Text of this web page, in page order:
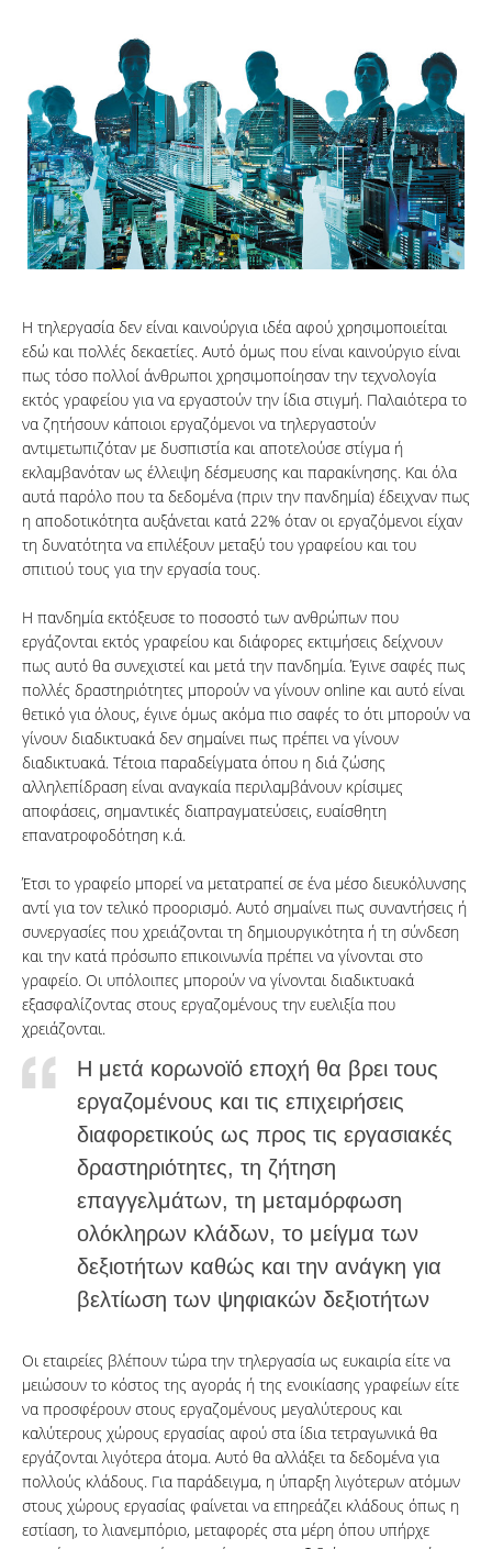
H τηλεργασία δεν είναι καινούργια ιδέα αφού χρησιμοποιείται
εδώ και πολλές δεκαετίες. Αυτό όμως που είναι καινούργιο είναι
πως τόσο πολλοί άνθρωποι χρησιμοποίησαν την τεχνολογία
εκτός γραφείου για να εργαστούν την ίδια στιγμή. Παλαιότερα το
να ζητήσουν κάποιοι εργαζόμενοι να τηλεργαστούν
αντιμετωπιζόταν με δυσπιστία και αποτελούσε στίγμα ή
εκλαμβανόταν ως έλλειψη δέσμευσης και παρακίνησης. Και όλα
αυτά παρόλο που τα δεδομένα (πριν την πανδημία) έδειχναν πως
η αποδοτικότητα αυξάνεται κατά 22% όταν οι εργαζόμενοι είχαν
τη δυνατότητα να επιλέξουν μεταξύ του γραφείου και του
σπιτιού τους για την εργασία τους.
Η πανδημία εκτόξευσε το ποσοστό των ανθρώπων που
εργάζονται εκτός γραφείου και διάφορες εκτιμήσεις δείχνουν
πως αυτό θα συνεχιστεί και μετά την πανδημία. Έγινε σαφές πως
πολλές δραστηριότητες μπορούν να γίνουν online και αυτό είναι
θετικό για όλους, έγινε όμως ακόμα πιο σαφές το ότι μπορούν να
γίνουν διαδικτυακά δεν σημαίνει πως πρέπει να γίνουν
διαδικτυακά. Τέτοια παραδείγματα όπου η διά ζώσης
αλληλεπίδραση είναι αναγκαία περιλαμβάνουν κρίσιμες
αποφάσεις, σημαντικές διαπραγματεύσεις, ευαίσθητη
επανατροφοδότηση κ.ά.
Έτσι το γραφείο μπορεί να μετατραπεί σε ένα μέσο διευκόλυνσης
αντί για τον τελικό προορισμό. Αυτό σημαίνει πως συναντήσεις ή
συνεργασίες που χρειάζονται τη δημιουργικότητα ή τη σύνδεση
και την κατά πρόσωπο επικοινωνία πρέπει να γίνονται στο
γραφείο. Οι υπόλοιπες μπορούν να γίνονται διαδικτυακά
εξασφαλίζοντας στους εργαζομένους την ευελιξία που
χρειάζονται.
Η μετά κορωνοϊό εποχή θα βρει τους
εργαζομένους και τις επιχειρήσεις
διαφορετικούς ως προς τις εργασιακές
δραστηριότητες, τη ζήτηση
επαγγελμάτων, τη μεταμόρφωση
ολόκληρων κλάδων, το μείγμα των
δεξιοτήτων καθώς και την ανάγκη για
βελτίωση των ψηφιακών δεξιοτήτων
Οι εταιρείες βλέπουν τώρα την τηλεργασία ως ευκαιρία είτε να
μειώσουν το κόστος της αγοράς ή της ενοικίασης γραφείων είτε
να προσφέρουν στους εργαζομένους μεγαλύτερους και
καλύτερους χώρους εργασίας αφού στα ίδια τετραγωνικά θα
εργάζονται λιγότερα άτομα. Αυτό θα αλλάξει τα δεδομένα για
πολλούς κλάδους. Για παράδειγμα, η ύπαρξη λιγότερων ατόμων
στους χώρους εργασίας φαίνεται να επηρεάζει κλάδους όπως η
εστίαση, το λιανεμπόριο, μεταφορές στα μέρη όπου υπήρχε